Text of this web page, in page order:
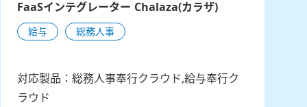
FaaSインテグレーター Chalaza(カラザ)
給与 総務人事
対応製品：総務人事奉行クラウド,給与奉行ク
ラウド